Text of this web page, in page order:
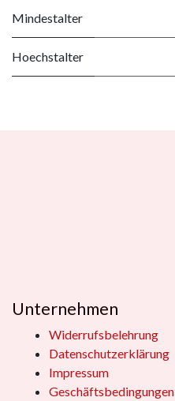
Mindestalter
Hoechstalter
Unternehmen
Widerrufsbelehrung
Datenschutzerklärung
Impressum
Geschäftsbedingungen